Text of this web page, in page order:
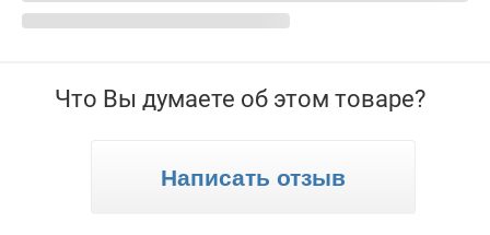
Что Вы думаете об этом товаре?
Написать отзыв